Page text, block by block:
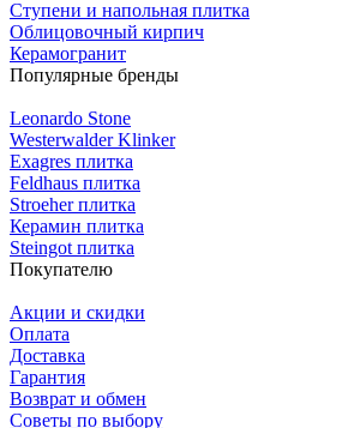
Ступени и напольная плитка
Облицовочный кирпич
Керамогранит
Популярные бренды
Leonardo Stone
Westerwalder Klinker
Exagres плитка
Feldhaus плитка
Stroeher плитка
Керамин плитка
Steingot плитка
Покупателю
Акции и скидки
Оплата
Доставка
Гарантия
Возврат и обмен
Советы по выбору